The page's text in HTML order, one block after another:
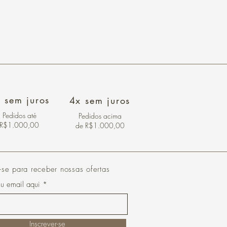
sem juros
Pedidos até
R$1.000,00
4x sem juros
Pedidos acima
de R$1.000,00
para receber nossas ofertas
email aqui
Inscrever-se